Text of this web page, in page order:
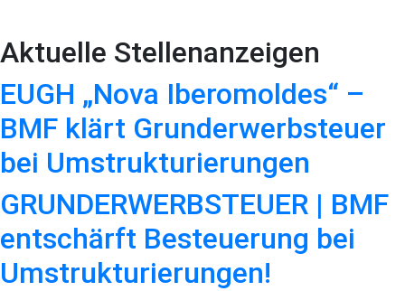
Aktuelle Stellenanzeigen
EUGH „Nova Iberomoldes“ –
BMF klärt Grunderwerbsteuer
bei Umstrukturierungen
GRUNDERWERBSTEUER | BMF
entschärft Besteuerung bei
Umstrukturierungen!